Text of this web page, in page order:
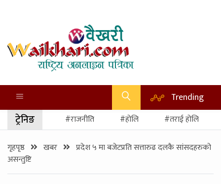
Trending
ट्रेनिङ #राजनीति #होलि #तराई होलि
गृहपृष्ठ खबर
प्रदेश ५ मा बजेटप्रति सत्तारुढ दलकै सांसदहरुको
असन्तुष्टि